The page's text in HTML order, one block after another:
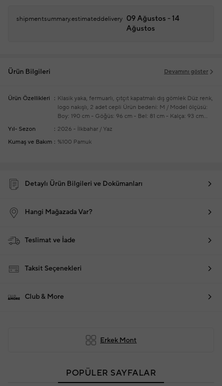
shipmentsummary.estimateddelivery 09 Ağustos - 14
Ağustos
Ürün Bilgileri Devamını göster
Ürün Özellikleri Klasik yaka, fermuarlı, çıtçıt kapatmalı dış gömlek Düz renk,
logo nakışlı, 2 adet cepli Ürün bedeni: M / Model ölçüsü:
Boy: 190 cm - Göğüs: 96 cm - Bel: 81 cm - Kalça: 93 cm
Yeni sezon hazır giyim alışverişlerinizde ücretsiz tadilat
Yıl- Sezon
2026 - İlkbahar / Yaz
Kumaş ve Bakım
%100 Pamuk
Detaylı Ürün Bilgileri ve Dokümanları
Hangi Mağazada Var?
Teslimat ve İade
Taksit Seçenekleri
Club & More
Erkek Mont
POPÜLER SAYFALAR